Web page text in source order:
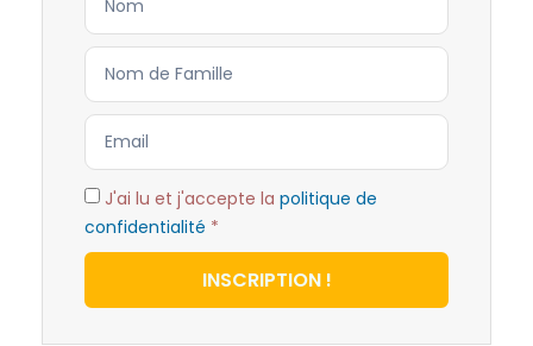
J'ai lu et j'accepte la politique de
confidentialité *
INSCRIPTION !